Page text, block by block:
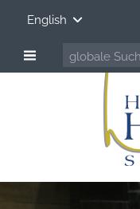
English